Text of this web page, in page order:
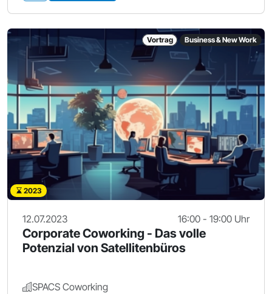
Vortrag Business & New Work
2023
12.07.2023 16:00 - 19:00 Uhr
Corporate Coworking - Das volle
Potenzial von Satellitenbüros
SPACS Coworking